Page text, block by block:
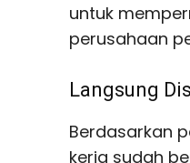
untuk
perusahaan
Langsung
Berdasarkan
kerja sudah